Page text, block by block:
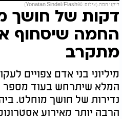
ליקוי חמה. (צילום: Yonatan Sindel/Flash90)
דקות של חושך
החמה שיסחוף
מתקרב
מיליוני בני אדם צפויים
המלא שיתרחש בעוד מספר
נדירות של חושך מוחלט.
הרבה יותר מאירוע